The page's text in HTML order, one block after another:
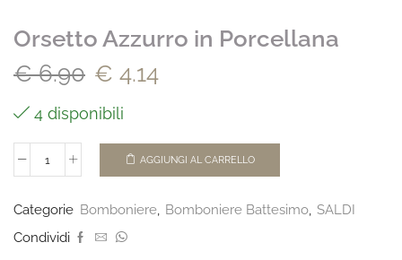
Orsetto Azzurro in Porcellana
€6.90 € 4.14
4 disponibili
AGGIUNGI AL CARRELLO
Categorie Bomboniere Bomboniere Battesimo SALDI
Condividi